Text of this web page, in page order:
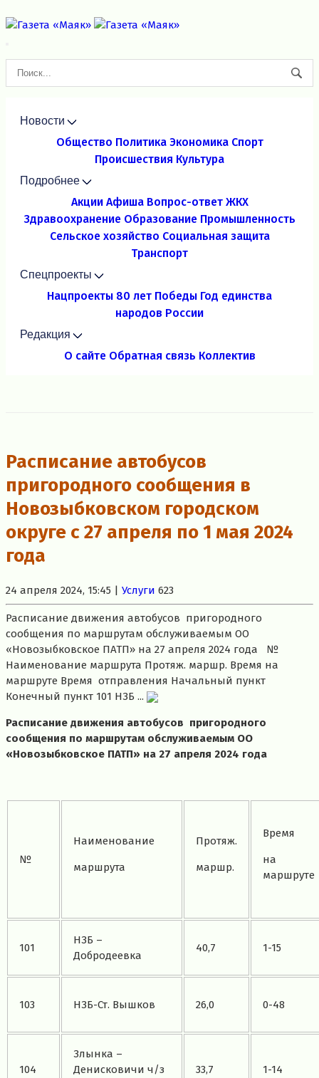
Новости
Общество Политика Экономика Спорт
Происшествия Культура
Подробнее
Акции Афиша Вопрос-ответ ЖКХ
Здравоохранение Образование Промышленность
Сельское хозяйство Социальная защита
Транспорт
Спецпроекты
Нацпроекты 80 лет Победы Год единства
народов России
Редакция
О сайте Обратная связь Коллектив
Расписание автобусов
пригородного сообщения в
Новозыбковском городском
округе с 27 апреля по 1 мая 2024
года
24 апреля 2024, 15:45 | Услуги 623
Расписание движения автобусов пригородного
сообщения по маршрутам обслуживаемым ОО
«Новозыбковское ПАТП» на 27 апреля 2024 года №
Наименование маршрута Протяж. маршр. Время на
маршруте Время отправления Начальный пункт
Конечный пункт 101 НЗБ ...
Расписание движения автобусов пригородного
сообщения по маршрутам обслуживаемым ОО
«Новозыбковское ПАТП» на 27 апреля 2024 года
№
Наименование
маршрута
Протяж.
маршр.
Время
на
маршруте
101
НЗБ –
Добродеевка
40,7 1-15
103 НЗБ-Ст. Вышков 26,0 0-48
104
Злынка –
Денисковичи ч/з
33,7 1-14